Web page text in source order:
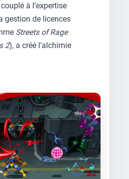
à l’expertise
gestion de licences
Streets of Rage
2), a créé l’alchimie